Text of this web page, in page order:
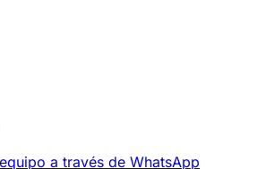
a través de WhatsApp